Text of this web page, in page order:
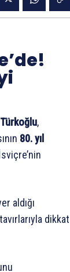
Türkoğlu,
80. yıl
aldığı
dikkat